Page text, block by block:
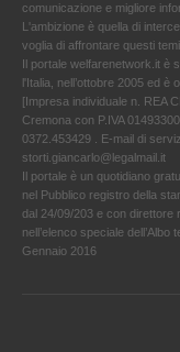
comunicazione e migliore
L'ambizione è quella di
voglia di affrontare questi
Il portale welfarenetwork.it è
l'Italia, nell’ottobre 2005 ed
[Impresa individuale n. REA
Cremona con P.IVA
0372.453429 . E-mail di
storti.giancarlo@legalmail.it
Il portale è un quotidiano
nel Pubblico registro della
dal 24/09/203 e con direttore
nell’elenco speciale dell’Albo
Gennaio 2016